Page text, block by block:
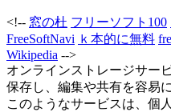
<!-- 窓の杜 フリーソフト100
FreeSoftNavi ｋ本的に無料
Wikipedia -->
オンラインストレージサー
保存し、編集や共有を容易
このようなサービスは、個